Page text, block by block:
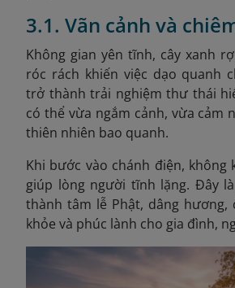
3.1. Vãn cảnh và
Không gian yên tĩnh, cây xanh
róc rách khiến việc dạo quanh
trở thành trải nghiệm thư thái
có thể vừa ngắm cảnh, vừa cảm
thiên nhiên bao quanh.
Khi bước vào chánh điện, không
giúp lòng người tĩnh lặng. Đây
thành tâm lễ Phật, dâng hương,
khỏe và phúc lành cho gia đình,